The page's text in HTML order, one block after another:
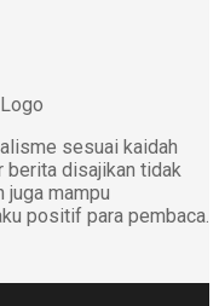
sesuai kaidah
berita disajikan tidak
juga mampu
positif para pembaca.